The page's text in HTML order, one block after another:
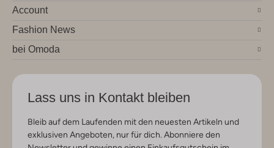
Account
Fashion News
bei Omoda
Lass uns in Kontakt bleiben
Bleib auf dem Laufenden mit den neuesten Artikeln und
exklusiven Angeboten, nur für dich. Abonniere den